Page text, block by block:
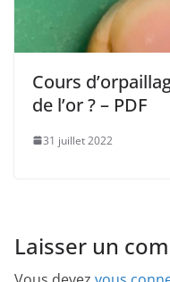
Cours
de l’or ? – PDF
31 juillet 2022
Laisser un